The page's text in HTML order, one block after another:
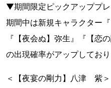
▼期間限定ピックアッププレ
期間中は新規キャラクター
『【夜会ぬ】弥生』『【恋
の出現確率がアップしており
＜【夜宴の剛力】八津 紫＞